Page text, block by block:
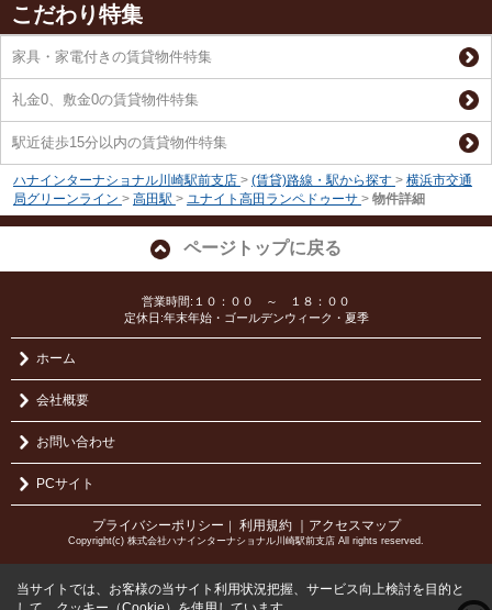
こだわり特集
家具・家電付きの賃貸物件特集
礼金0、敷金0の賃貸物件特集
駅近徒歩15分以内の賃貸物件特集
ハナインターナショナル川崎駅前支店 > (賃貸)路線・駅から探す > 横浜市交通
局グリーンライン > 高田駅 > ユナイト高田ランペドゥーサ > 物件詳細
ページトップに戻る
営業時間:１０：００ ～ １８：００
定休日:年末年始・ゴールデンウィーク・夏季
ホーム
会社概要
お問い合わせ
PCサイト
プライバシーポリシー ｜ 利用規約 ｜アクセスマップ
Copyright(c) 株式会社ハナインターナショナル川崎駅前支店 All rights reserved.
当サイトでは、お客様の当サイト利用状況把握、サービス向上検討を目的と